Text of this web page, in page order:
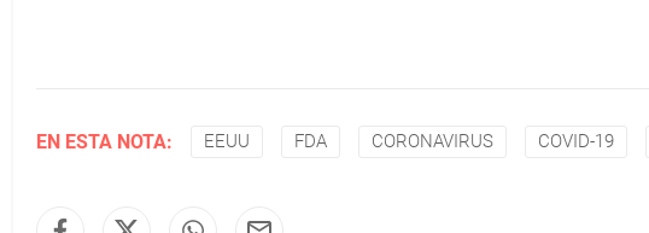
EN ESTA NOTA: EEUU FDA CORONAVIRUS COVID-19